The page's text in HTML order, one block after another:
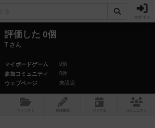
ログイン
評価した 0個
T さん
マイボードゲーム
0個
参加コミュニティ
0件
ウェブページ
未設定
マイリスト 投稿履歴 ボ ドゲ コミュニティ